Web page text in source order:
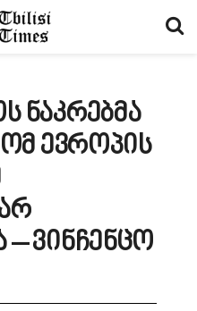
ნაკრებმა
ევროპის
ვინჩენცო